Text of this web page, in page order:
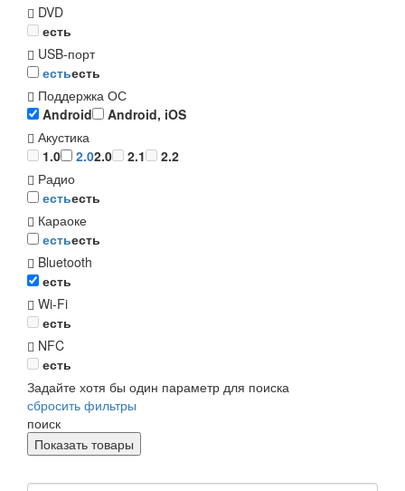
DVD
есть
USB-порт
естьесть
Поддержка ОС
Android
Android, iOS
Акустика
1.0
2.02.0 2.1
2.2
Радио
естьесть
Караоке
естьесть
Bluetooth
есть
Wi-Fi
есть
NFC
есть
Задайте хотя бы один параметр для поиска
сбросить фильтры
поиск